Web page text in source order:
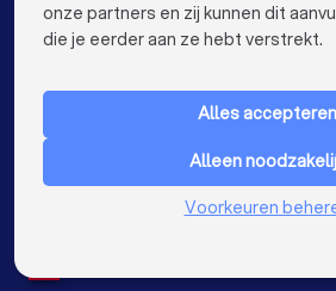
Diëtisten in Leiden
VOOR PARTICULIEREN
Nederland
onze partners en zij kunnen dit
die je eerder aan ze hebt verstrekt.
Alles accepteren
Alleen
Voorkeuren